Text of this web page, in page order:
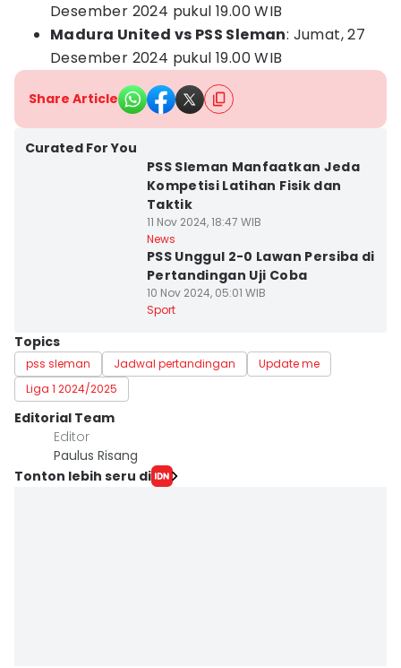
Desember 2024 pukul 19.00 WIB
Madura United vs PSS Sleman: Jumat, 27
Desember 2024 pukul 19.00 WIB
Share Article
Curated For You
PSS Sleman Manfaatkan Jeda
Kompetisi Latihan Fisik dan
Taktik
11 Nov 2024, 18:47 WIB
News
PSS Unggul 2-0 Lawan Persiba di
Pertandingan Uji Coba
10 Nov 2024, 05:01 WIB
Sport
Topics
pss sleman Jadwal pertandingan
Update me
Liga 1 2024/2025
Editorial Team
Editor
Paulus Risang
Tonton lebih seru di